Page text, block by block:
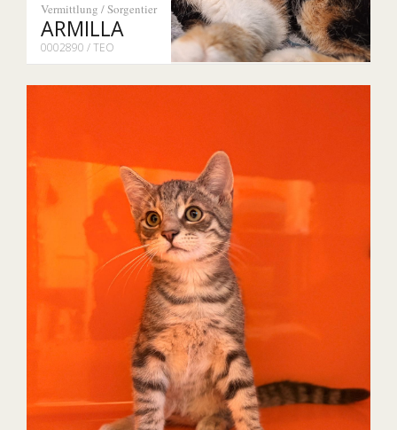
Vermittlung / Sorgentier
ARMILLA
0002890 / TEO